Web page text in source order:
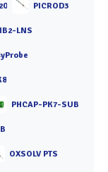
PICROD3
LNS
PHCAP-PK7-SUB
OXSOLV PTS